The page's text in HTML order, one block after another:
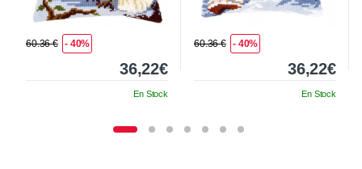
60.36 € - 40%
36,22€
En Stock
60.36 € - 40%
36,22€
En Stock